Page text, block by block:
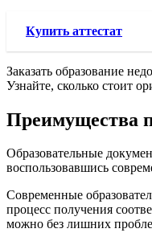
Купить аттестат
Заказать образование
Узнайте, сколько стоит
Преимущества
Образовательные
воспользовавшись
Современные
процесс получения
можно без лишних